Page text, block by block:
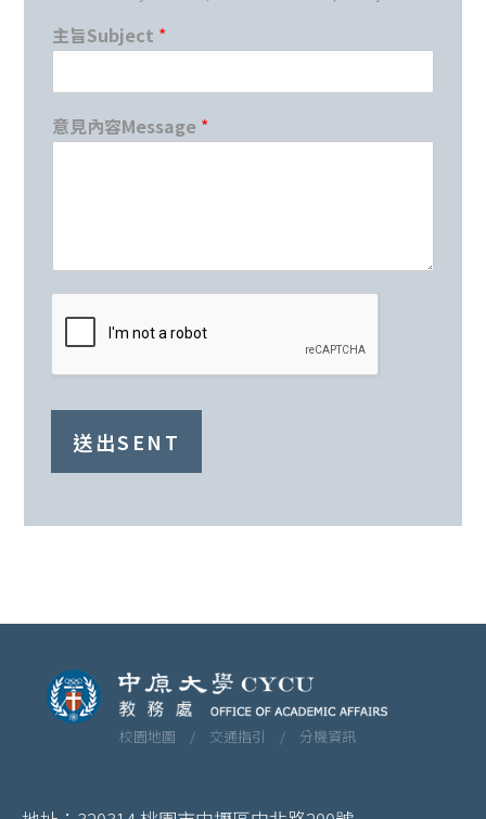
*
您
電
郵
主旨Subject *
意見內容Message *
送出SENT
校園地圖 / 交通指引 / 分機資訊